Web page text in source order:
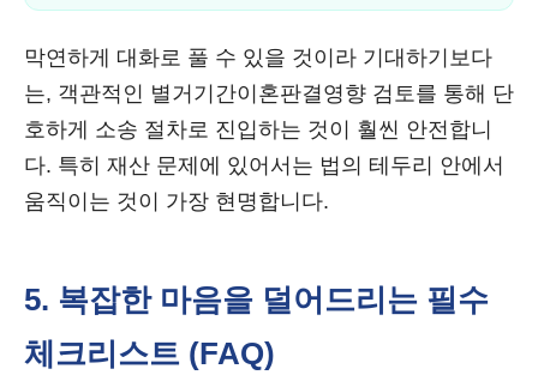
막연하게 대화로 풀 수 있을 것이라 기대하기보다
는, 객관적인 별거기간이혼판결영향 검토를 통해 단
호하게 소송 절차로 진입하는 것이 훨씬 안전합니
다. 특히 재산 문제에 있어서는 법의 테두리 안에서
움직이는 것이 가장 현명합니다.
5. 복잡한 마음을 덜어드리는 필수
체크리스트 (FAQ)